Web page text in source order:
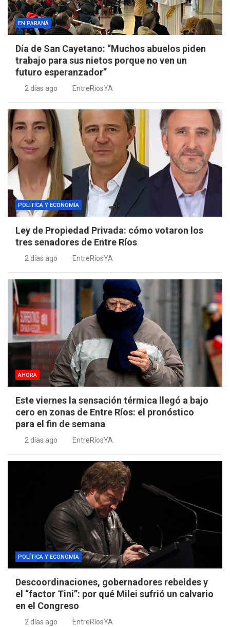
EN PARANÁ
Día de San Cayetano: “Muchos abuelos piden
trabajo para sus nietos porque no ven un
futuro esperanzador”
2 días ago EntreRíosYA
POLÍTICA Y ECONOMÍA
Ley de Propiedad Privada: cómo votaron los
tres senadores de Entre Ríos
2 días ago EntreRíosYA
AHORA
Este viernes la sensación térmica llegó a bajo
cero en zonas de Entre Ríos: el pronóstico
para el fin de semana
2 días ago EntreRíosYA
POLÍTICA Y ECONOMÍA
Descoordinaciones, gobernadores rebeldes y
el “factor Tini”: por qué Milei sufrió un calvario
en el Congreso
2 días ago EntreRíosYA